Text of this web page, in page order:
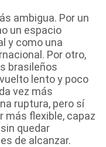
ambigua. Por un
un espacio
y como una
Por otro,
brasileños
lento y poco
vez más
ruptura, pero sí
más flexible, capaz
quedar
de alcanzar.